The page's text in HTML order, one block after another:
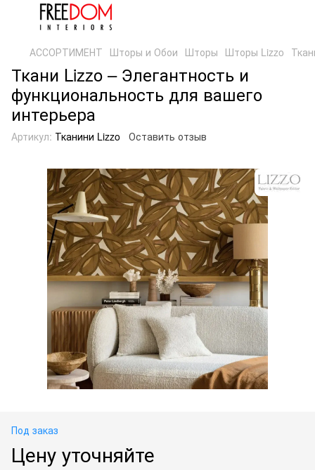
АССОРТИМЕНТ Шторы и Обои Шторы Шторы Lizzo
Ткани Lizzo – Элегантность и
функциональность для вашего
интерьера
Артикул: Тканини Lizzo Оставить отзыв
Под заказ
Цену уточняйте